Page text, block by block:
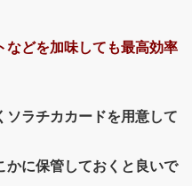
などを加味しても最高効率
ソラチカカードを用意して
かに保管しておくと良いで